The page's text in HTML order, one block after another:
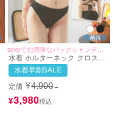
sexyでお洒落なバックシャンデザイン♪
水着 ホルターネック クロスデ
ザイン アメリカンスリーブ ワ
ンカラー ギャル ビキニ (ブラ
ック/若林萌々着用))
水着早割SALE
定価 ¥4,900→
¥3,980